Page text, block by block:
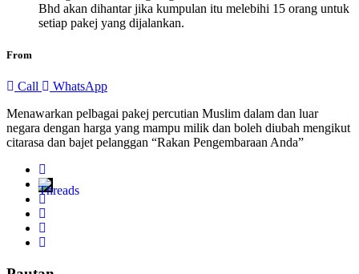
Bhd akan dihantar jika kumpulan itu melebihi 15 orang untuk
setiap pakej yang dijalankan.
From
Call
WhatsApp
Menawarkan pelbagai pakej percutian Muslim dalam dan luar
negara dengan harga yang mampu milik dan boleh diubah mengikut
citarasa dan bajet pelanggan “Rakan Pengembaraan Anda”